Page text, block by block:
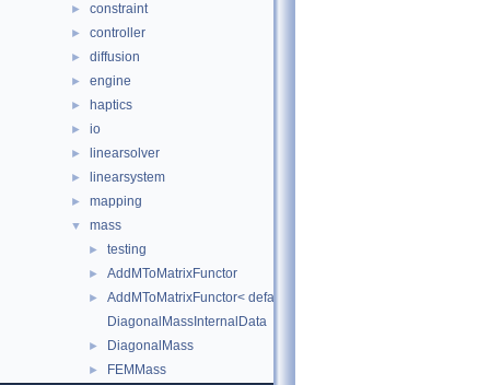
► constraint
► controller
► diffusion
► engine
► haptics
► io
► linearsolver
► linearsystem
► mapping
▼ mass
► testing
► AddMToMatrixFunctor
►
AddMToMatrixFunctor< defaulttype::RigidDeriv< N, Real >,
DiagonalMassInternalData
► DiagonalMass
►
FEMMass